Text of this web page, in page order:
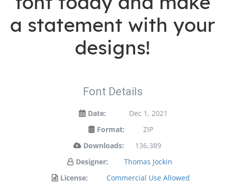
a statement with your
designs!
Font Details
Date:
Dec 1, 2021
Format:
ZIP
Downloads:
136,389
Designer:
Thomas Jockin
License:
Commercial Use Allowed